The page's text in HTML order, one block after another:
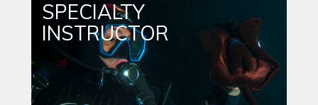
SPECIALTY
INSTRUCTOR